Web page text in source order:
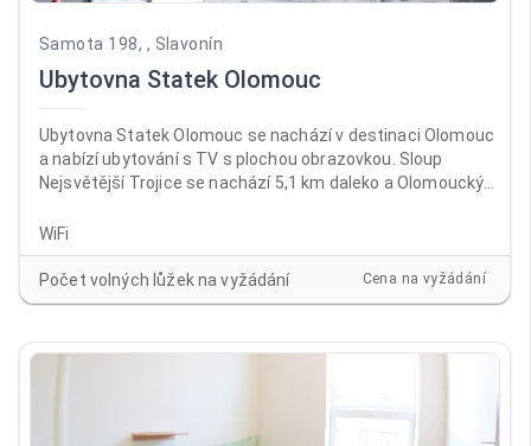
Samota 198, , Slavonín
Ubytovna Statek Olomouc
Ubytovna Statek Olomouc se nachází v destinaci Olomouc
a nabízí ubytování s TV s plochou obrazovkou. Sloup
Nejsvětější Trojice se nachází 5,1 km daleko a Olomoucký
prostorách a na místě je k dispozici soukromé parkoviště.
WiFi
Počet volných lůžek na vyžádání Cena na vyžádání